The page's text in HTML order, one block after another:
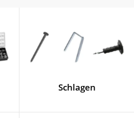
Schlagen